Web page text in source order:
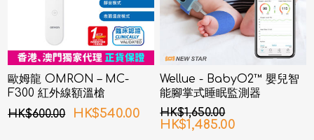
歐姆龍 OMRON – MC-
F300 紅外線額溫槍
HK$600.00
HK$540.00
Wellue - BabyO2™ 嬰兒智
能腳掌式睡眠監測器
HK$1,650.00
HK$1,485.00